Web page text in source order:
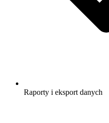
Raporty i eksport danych